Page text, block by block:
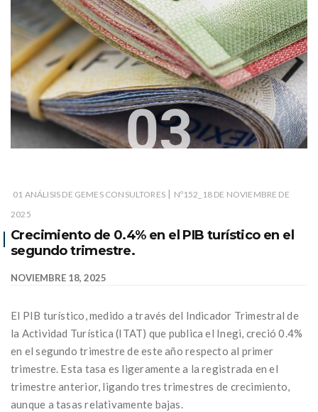
01 ANÁLISIS DE GEMES CONSULTORES | Nº152_18 DE NOVIEMBRE DE
2025
Crecimiento de 0.4% en el PIB turístico en el
segundo trimestre.
NOVIEMBRE 18, 2025
El PIB turístico, medido a través del Indicador Trimestral de
la Actividad Turística (ITAT) que publica el Inegi, creció 0.4%
en el segundo trimestre de este año respecto al primer
trimestre. Esta tasa es ligeramente a la registrada en el
trimestre anterior, ligando tres trimestres de crecimiento,
aunque a tasas relativamente bajas.